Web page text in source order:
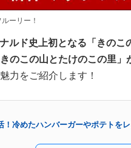
ーリー！
ルド史上初となる「きのこ
のこの山とたけのこの里」
力をご紹介します！
冷めたハンバーガーやポテトを